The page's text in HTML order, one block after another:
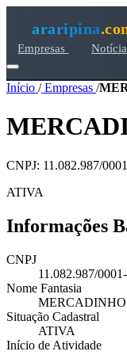
araripina
Empresas
Início /Empresas /
CNPJ: 11.082.987/
ATIVA
Informações
CNPJ
11.082.987/
Nome Fantasia
Situação Cadastral
ATIVA
Início de Atividade